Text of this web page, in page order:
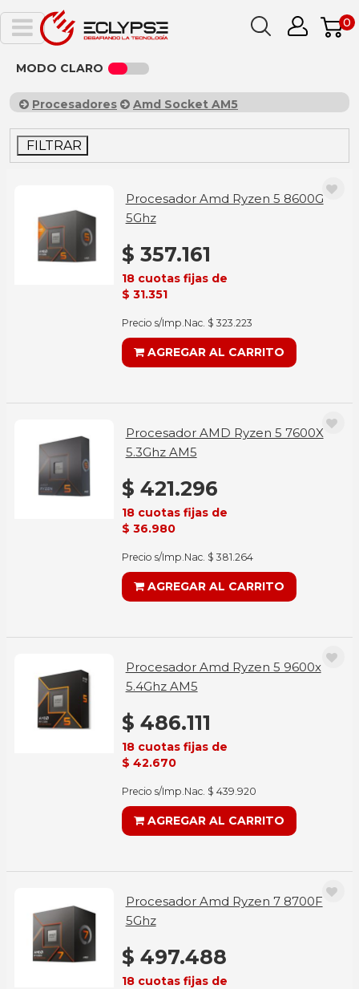
0
MODO CLARO
Procesadores Amd Socket AM5
FILTRAR
Procesador Amd Ryzen 5 8600G
5Ghz
$ 357.161
18 cuotas fijas de
$ 31.351
Precio s/Imp.Nac. $ 323.223
AGREGAR AL CARRITO
Procesador AMD Ryzen 5 7600X
5.3Ghz AM5
$ 421.296
18 cuotas fijas de
$ 36.980
Precio s/Imp.Nac. $ 381.264
AGREGAR AL CARRITO
Procesador Amd Ryzen 5 9600x
5.4Ghz AM5
$ 486.111
18 cuotas fijas de
$ 42.670
Precio s/Imp.Nac. $ 439.920
AGREGAR AL CARRITO
Procesador Amd Ryzen 7 8700F
5Ghz
$ 497.488
18 cuotas fijas de